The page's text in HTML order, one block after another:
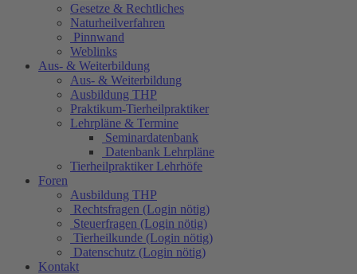
Gesetze & Rechtliches
Naturheilverfahren
Pinnwand
Weblinks
Aus- & Weiterbildung
Aus- & Weiterbildung
Ausbildung THP
Praktikum-Tierheilpraktiker
Lehrpläne & Termine
Seminardatenbank
Datenbank Lehrpläne
Tierheilpraktiker Lehrhöfe
Foren
Ausbildung THP
Rechtsfragen (Login nötig)
Steuerfragen (Login nötig)
Tierheilkunde (Login nötig)
Datenschutz (Login nötig)
Kontakt